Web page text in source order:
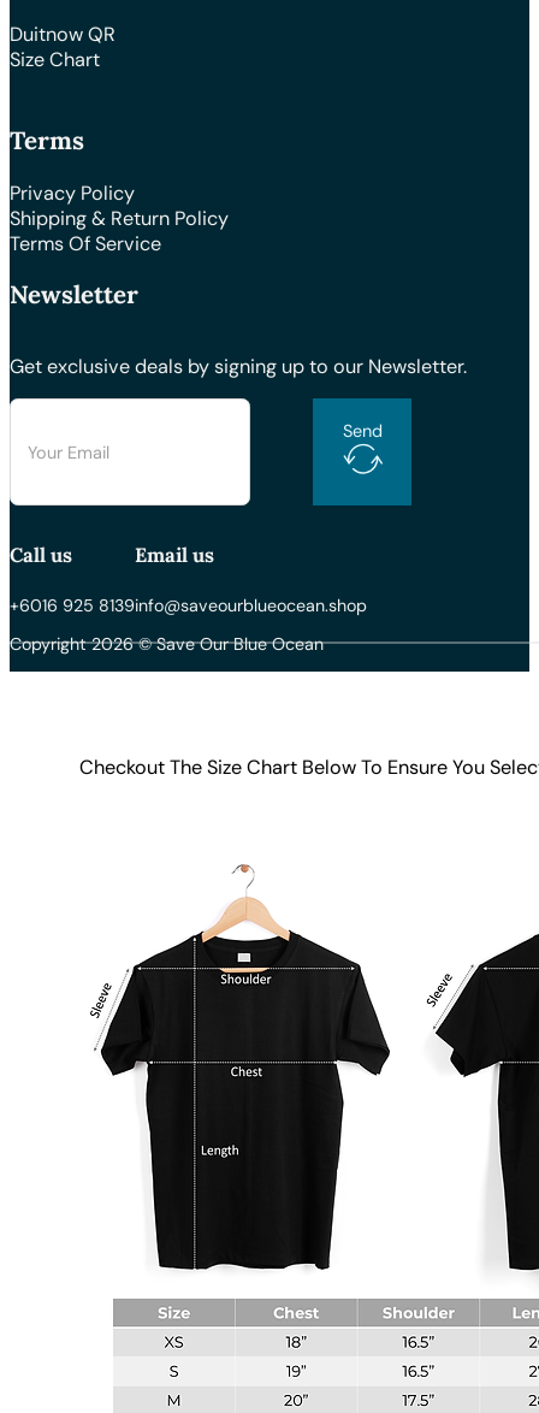
Duitnow QR
Size Chart
Terms
Privacy Policy
Shipping & Return Policy
Terms Of Service
Newsletter
Get exclusive deals by signing up to our Newsletter.
Send
Call us
+6016 925 8139
Email us
info@saveourblueocean.shop
Copyright 2026 © Save Our Blue Ocean
Checkout The Size Chart Below To Ensure You